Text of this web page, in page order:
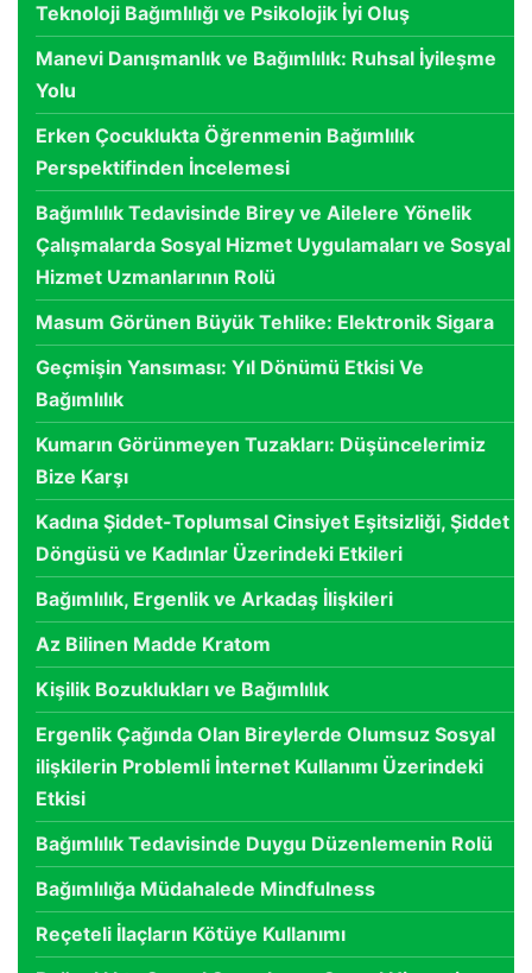
Teknoloji Bağımlılığı ve Psikolojik İyi Oluş
Manevi Danışmanlık ve Bağımlılık: Ruhsal İyileşme
Yolu
Erken Çocuklukta Öğrenmenin Bağımlılık
Perspektifinden İncelemesi
Bağımlılık Tedavisinde Birey ve Ailelere Yönelik
Çalışmalarda Sosyal Hizmet Uygulamaları ve Sosyal
Hizmet Uzmanlarının Rolü
Masum Görünen Büyük Tehlike: Elektronik Sigara
Geçmişin Yansıması: Yıl Dönümü Etkisi Ve
Bağımlılık
Kumarın Görünmeyen Tuzakları: Düşüncelerimiz
Bize Karşı
Kadına Şiddet-Toplumsal Cinsiyet Eşitsizliği, Şiddet
Döngüsü ve Kadınlar Üzerindeki Etkileri
Bağımlılık, Ergenlik ve Arkadaş İlişkileri
Az Bilinen Madde Kratom
Kişilik Bozuklukları ve Bağımlılık
Ergenlik Çağında Olan Bireylerde Olumsuz Sosyal
ilişkilerin Problemli İnternet Kullanımı Üzerindeki
Etkisi
Bağımlılık Tedavisinde Duygu Düzenlemenin Rolü
Bağımlılığa Müdahalede Mindfulness
Reçeteli İlaçların Kötüye Kullanımı